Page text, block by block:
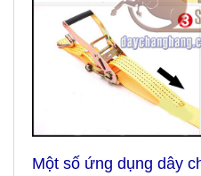
Một số ứng dụng dây